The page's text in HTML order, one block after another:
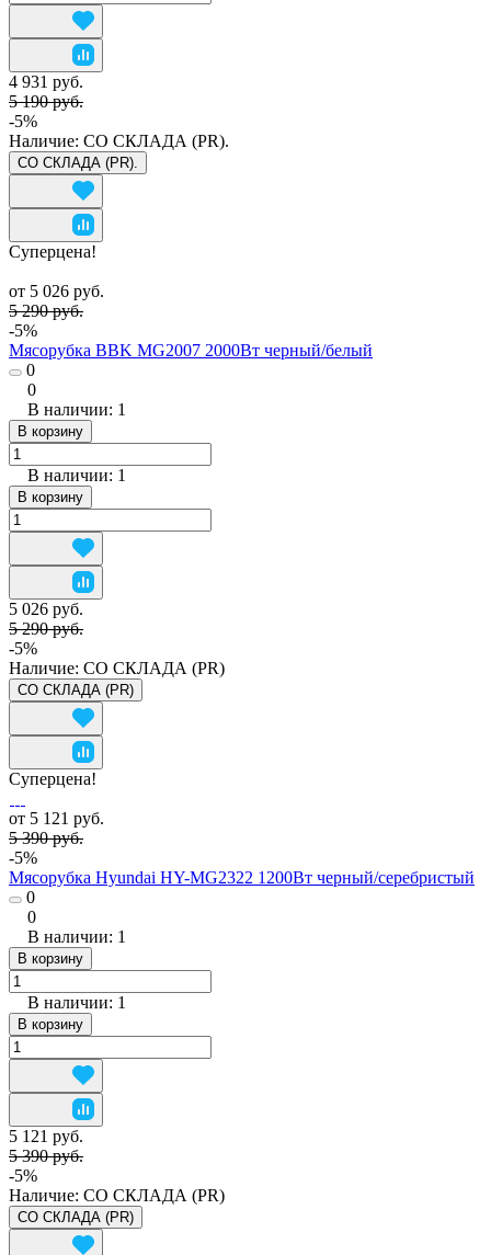
4 931 руб.
5 190 руб.
-5%
Наличие: СО СКЛАДА (PR).
СО СКЛАДА (PR).
Суперцена!
от 5 026 руб.
5 290 руб.
-5%
Мясорубка BBK MG2007 2000Вт черный/белый
0
0
В наличии: 1
В корзину
В наличии: 1
В корзину
5 026 руб.
5 290 руб.
-5%
Наличие: СО СКЛАДА (PR)
СО СКЛАДА (PR)
Суперцена!
от 5 121 руб.
5 390 руб.
-5%
Мясорубка Hyundai HY-MG2322 1200Вт черный/серебристый
0
0
В наличии: 1
В корзину
В наличии: 1
В корзину
5 121 руб.
5 390 руб.
-5%
Наличие: СО СКЛАДА (PR)
СО СКЛАДА (PR)